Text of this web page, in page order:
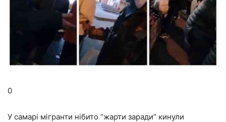
0
У самарі мігранти нібито “жарти заради” кинули